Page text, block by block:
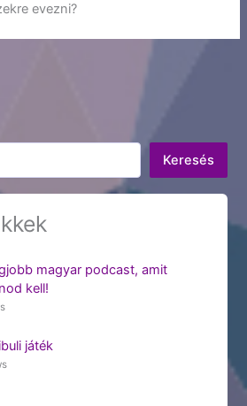
evezni?
Keresés
magyar podcast, amit
kell!
játék